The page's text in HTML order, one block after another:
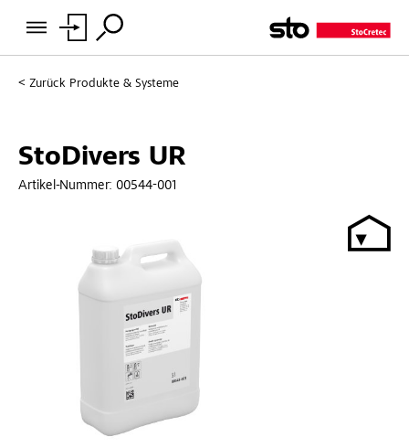
Zurück Produkte & Systeme
StoDivers UR
Artikel-Nummer: 00544-001